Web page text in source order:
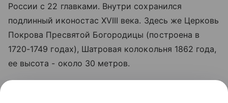
России с 22 главками. Внутри сохранился
подлинный иконостас XVIII века. Здесь же Церковь
Покрова Пресвятой Богородицы (построена в
1720-1749 годах), Шатровая колокольня 1862 года,
ее высота - около 30 метров.